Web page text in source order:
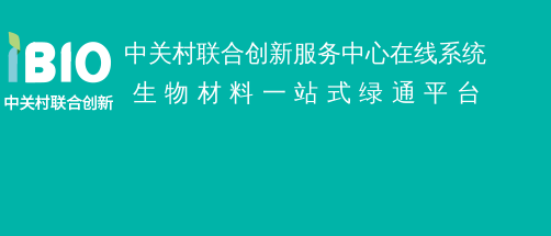
中关村联合创新服务中心在线系统
生物材料一站式绿通平台